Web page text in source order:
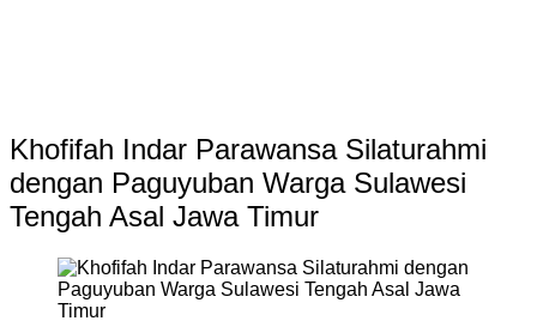
Khofifah Indar Parawansa Silaturahmi
dengan Paguyuban Warga Sulawesi
Tengah Asal Jawa Timur